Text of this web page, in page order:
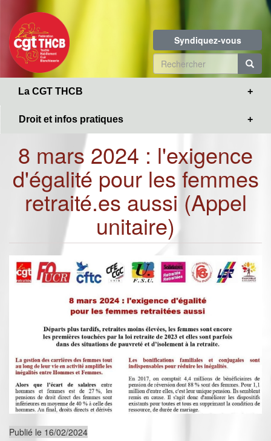
contenu
principal
Syndiquez-vous
Formulaire
de
La CGT THCB
Droit et infos pratiques
8 mars 2024 : l'exigence
d'égalité pour les femmes
retraité.es aussi (Appel
unitaire)
Publié le 16/02/2024